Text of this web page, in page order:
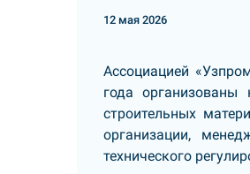
12 мая 2026
Ассоциацией
года организованы
строительных
организации,
технического